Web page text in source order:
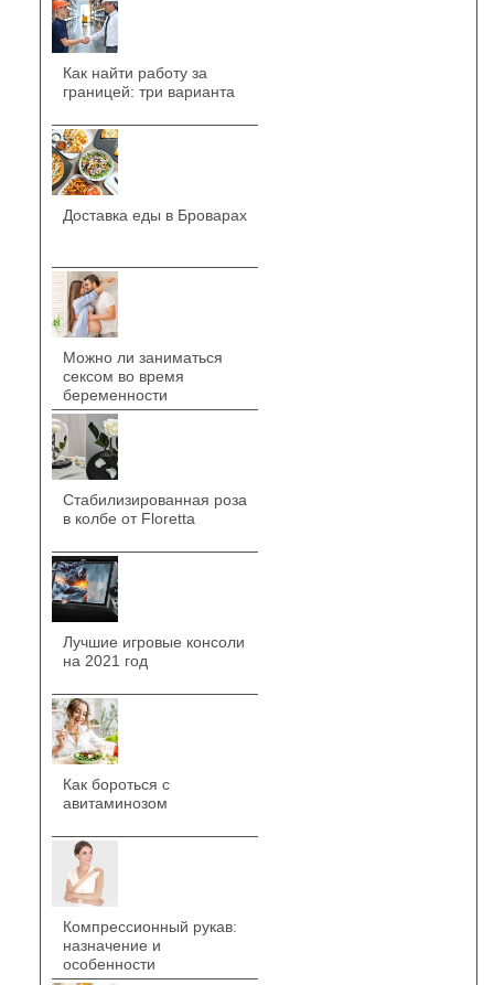
Как найти работу за
границей: три варианта
Доставка еды в Броварах
Можно ли заниматься
сексом во время
беременности
Стабилизированная роза
в колбе от Floretta
Лучшие игровые консоли
на 2021 год
Как бороться с
авитаминозом
Компрессионный рукав:
назначение и
особенности